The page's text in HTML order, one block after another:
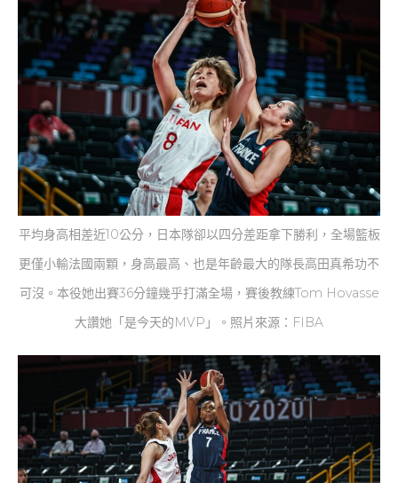
平均身高相差近10公分，日本隊卻以四分差距拿下勝利，全場籃板
更僅小輸法國兩顆，身高最高、也是年齡最大的隊長高田真希功不
可沒。本役她出賽36分鐘幾乎打滿全場，賽後教練Tom Hovasse
大讚她「是今天的MVP」。照片來源：FIBA